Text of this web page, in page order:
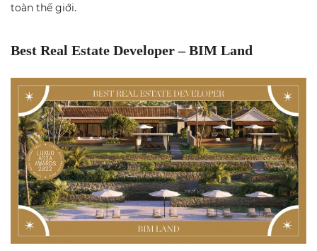
toàn thế giới.
Best Real Estate Developer – BIM Land